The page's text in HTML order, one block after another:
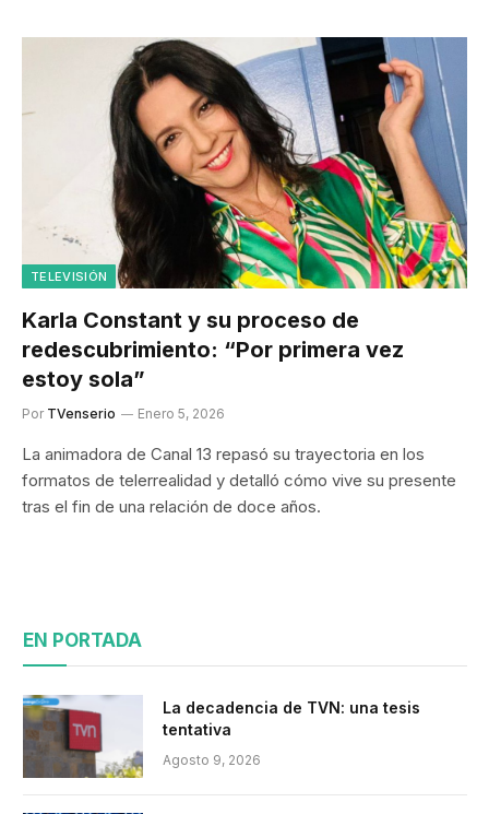
TELEVISIÓN
Karla Constant y su proceso de
redescubrimiento: “Por primera vez
estoy sola”
Por TVenserio Enero 5, 2026
La animadora de Canal 13 repasó su trayectoria en los
formatos de telerrealidad y detalló cómo vive su presente
tras el fin de una relación de doce años.
EN PORTADA
La decadencia de TVN: una tesis
tentativa
Agosto 9, 2026